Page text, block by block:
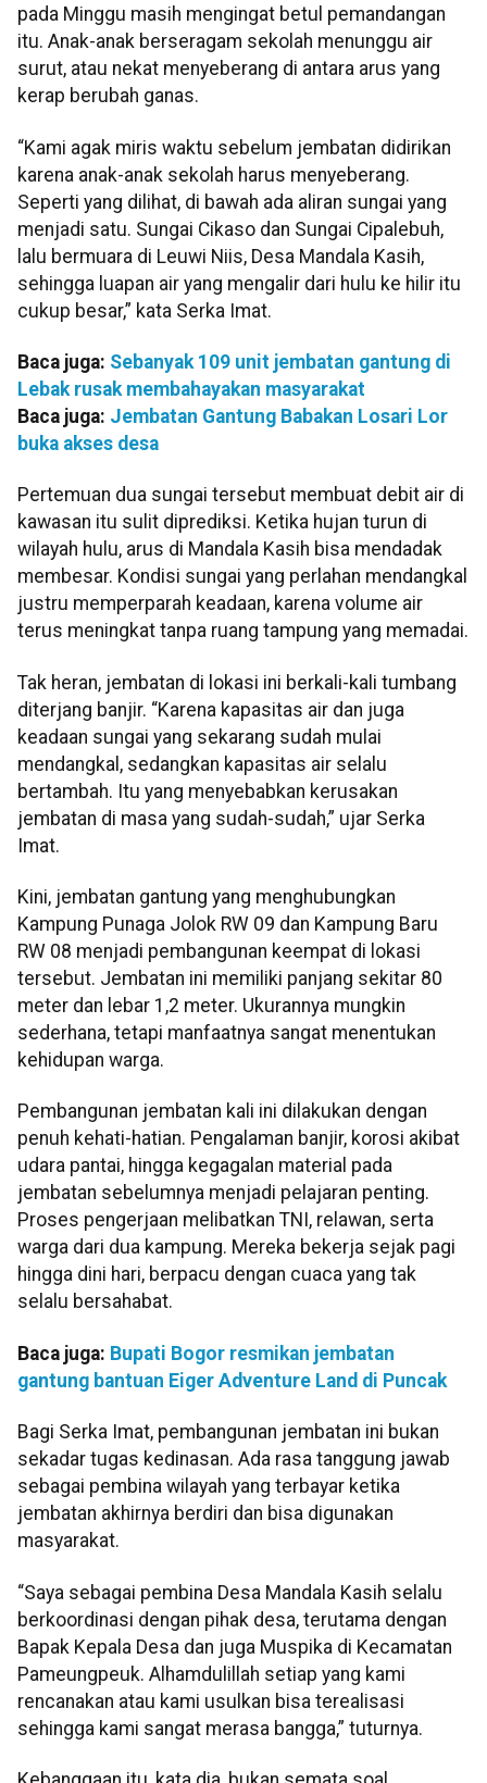
pada Minggu masih mengingat betul pemandangan
itu. Anak-anak berseragam sekolah menunggu air
surut, atau nekat menyeberang di antara arus yang
kerap berubah ganas.
“Kami agak miris waktu sebelum jembatan didirikan
karena anak-anak sekolah harus menyeberang.
Seperti yang dilihat, di bawah ada aliran sungai yang
menjadi satu. Sungai Cikaso dan Sungai Cipalebuh,
lalu bermuara di Leuwi Niis, Desa Mandala Kasih,
sehingga luapan air yang mengalir dari hulu ke hilir itu
cukup besar,” kata Serka Imat.
Baca juga: Sebanyak 109 unit jembatan gantung di
Lebak rusak membahayakan masyarakat
Baca juga: Jembatan Gantung Babakan Losari Lor
buka akses desa
Pertemuan dua sungai tersebut membuat debit air di
kawasan itu sulit diprediksi. Ketika hujan turun di
wilayah hulu, arus di Mandala Kasih bisa mendadak
membesar. Kondisi sungai yang perlahan mendangkal
justru memperparah keadaan, karena volume air
terus meningkat tanpa ruang tampung yang memadai.
Tak heran, jembatan di lokasi ini berkali-kali tumbang
diterjang banjir. “Karena kapasitas air dan juga
keadaan sungai yang sekarang sudah mulai
mendangkal, sedangkan kapasitas air selalu
bertambah. Itu yang menyebabkan kerusakan
jembatan di masa yang sudah-sudah,” ujar Serka
Imat.
Kini, jembatan gantung yang menghubungkan
Kampung Punaga Jolok RW 09 dan Kampung Baru
RW 08 menjadi pembangunan keempat di lokasi
tersebut. Jembatan ini memiliki panjang sekitar 80
meter dan lebar 1,2 meter. Ukurannya mungkin
sederhana, tetapi manfaatnya sangat menentukan
kehidupan warga.
Pembangunan jembatan kali ini dilakukan dengan
penuh kehati-hatian. Pengalaman banjir, korosi akibat
udara pantai, hingga kegagalan material pada
jembatan sebelumnya menjadi pelajaran penting.
Proses pengerjaan melibatkan TNI, relawan, serta
warga dari dua kampung. Mereka bekerja sejak pagi
hingga dini hari, berpacu dengan cuaca yang tak
selalu bersahabat.
Baca juga: Bupati Bogor resmikan jembatan
gantung bantuan Eiger Adventure Land di Puncak
Bagi Serka Imat, pembangunan jembatan ini bukan
sekadar tugas kedinasan. Ada rasa tanggung jawab
sebagai pembina wilayah yang terbayar ketika
jembatan akhirnya berdiri dan bisa digunakan
masyarakat.
“Saya sebagai pembina Desa Mandala Kasih selalu
berkoordinasi dengan pihak desa, terutama dengan
Bapak Kepala Desa dan juga Muspika di Kecamatan
Pameungpeuk. Alhamdulillah setiap yang kami
rencanakan atau kami usulkan bisa terealisasi
sehingga kami sangat merasa bangga,” tuturnya.